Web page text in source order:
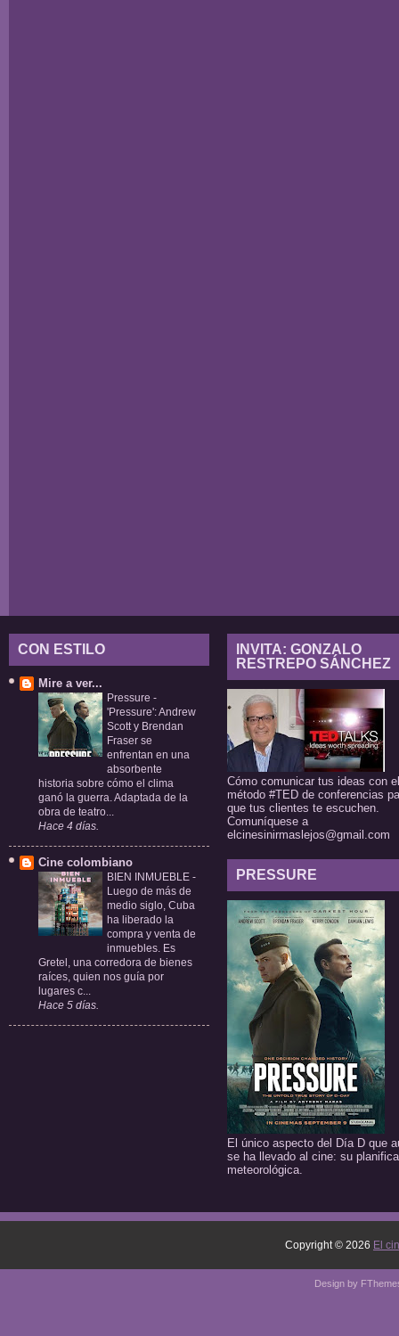
CON ESTILO
Mire a ver...
Pressure -
'Pressure': Andrew
Scott y Brendan
Fraser se
enfrentan en una
absorbente
historia sobre cómo el clima
ganó la guerra. Adaptada de la
obra de teatro...
Hace 4 días.
Cine colombiano
BIEN INMUEBLE -
Luego de más de
medio siglo, Cuba
ha liberado la
compra y venta de
inmuebles. Es
Gretel, una corredora de bienes
raíces, quien nos guía por
lugares c...
Hace 5 días.
INVITA: GONZALO
RESTREPO SÁNCHEZ
Cómo comunicar tus ideas con el
método #TED de conferencias
que tus clientes te escuchen.
Comuníquese a
elcinesinirmaslejos@gmail.com
PRESSURE
El único aspecto del Día D que
se ha llevado al cine: su
meteorológica.
Copyright © 2026 El
Design by